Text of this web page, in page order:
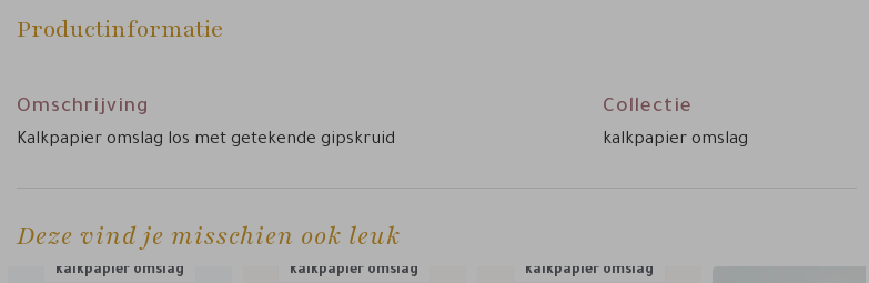
Productinformatie
Omschrijving
Kalkpapier omslag los met getekende gipskruid
Collectie
kalkpapier omslag
Deze vind je misschien ook leuk
kalkpapier omslag kalkpapier omslag kalkpapier omslag